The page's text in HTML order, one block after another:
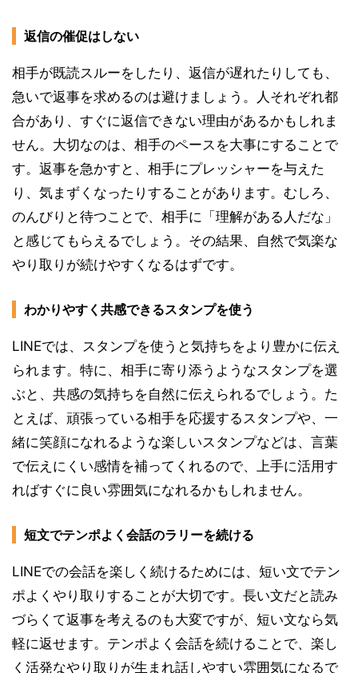
返信の催促はしない
相手が既読スルーをしたり、返信が遅れたりしても、
急いで返事を求めるのは避けましょう。人それぞれ都
合があり、すぐに返信できない理由があるかもしれま
せん。大切なのは、相手のペースを大事にすることで
す。返事を急かすと、相手にプレッシャーを与えた
り、気まずくなったりすることがあります。むしろ、
のんびりと待つことで、相手に「理解がある人だな」
と感じてもらえるでしょう。その結果、自然で気楽な
やり取りが続けやすくなるはずです。
わかりやすく共感できるスタンプを使う
LINEでは、スタンプを使うと気持ちをより豊かに伝え
られます。特に、相手に寄り添うようなスタンプを選
ぶと、共感の気持ちを自然に伝えられるでしょう。た
とえば、頑張っている相手を応援するスタンプや、一
緒に笑顔になれるような楽しいスタンプなどは、言葉
で伝えにくい感情を補ってくれるので、上手に活用す
ればすぐに良い雰囲気になれるかもしれません。
短文でテンポよく会話のラリーを続ける
LINEでの会話を楽しく続けるためには、短い文でテン
ポよくやり取りすることが大切です。長い文だと読み
づらくて返事を考えるのも大変ですが、短い文なら気
軽に返せます。テンポよく会話を続けることで、楽し
く活発なやり取りが生まれ話しやすい雰囲気になるで